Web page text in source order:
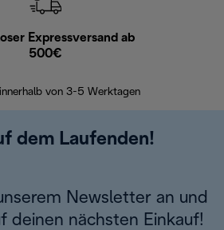
Expressversand ab
500€
von 3-5 Werktagen
dem Laufenden!
Newsletter an und
deinen nächsten Einkauf!